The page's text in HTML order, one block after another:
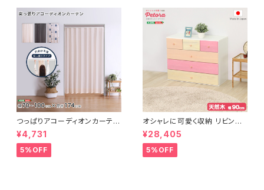
つっぱりアコーディオンカーテ
ン 100×174cm SH-16-TA
DC
¥4,731
5%OFF
オシャレに可愛く収納 リビング
用ローチェスト 4段 幅90cm
天然木（桐）日本製｜petora-
ペトラ- SH-08-PTR90
¥28,405
5%OFF